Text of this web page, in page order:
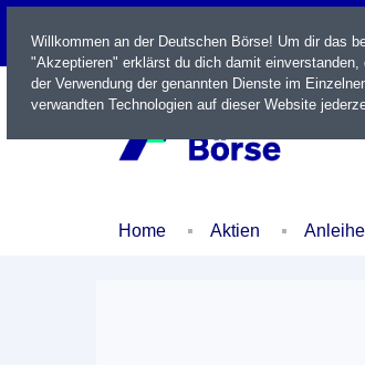
LIVE
Home Aktien
Willkommen an der Deutschen Börse! Um dir das
"Akzeptieren" erklärst du dich damit
der Verwendung der genannten Dienste im
verwandten Technologien auf dieser Website